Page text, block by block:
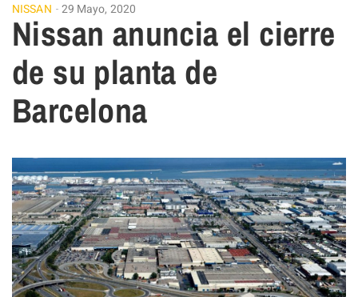
NISSAN 29 Mayo, 2020
Nissan anuncia el cierre
de su planta de
Barcelona